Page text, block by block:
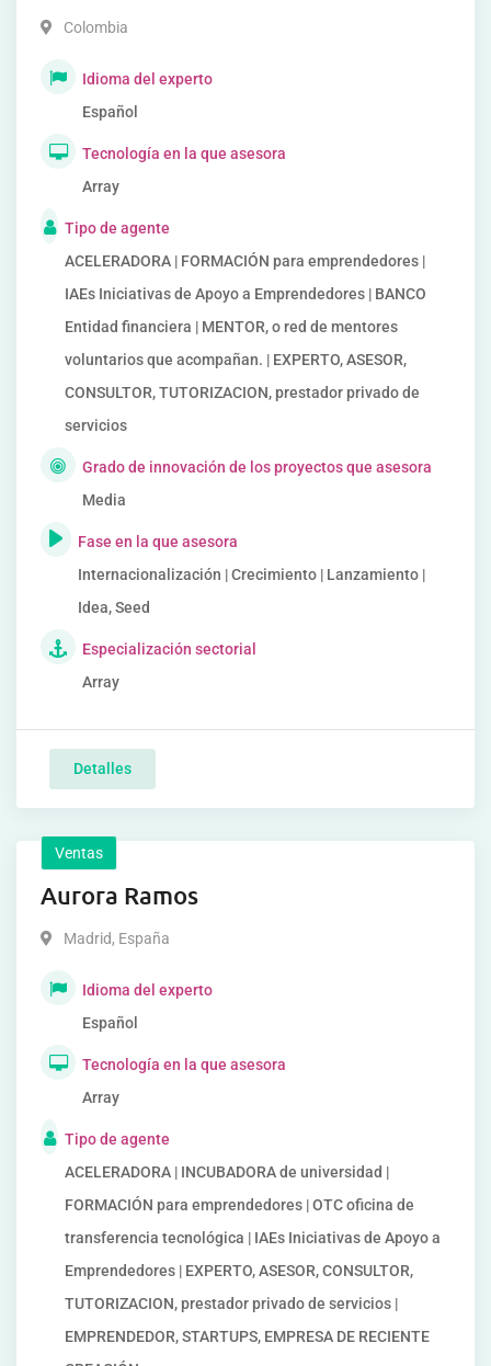
Colombia
Idioma del experto
Español
Tecnología en la que asesora
Array
Tipo de agente
ACELERADORA | FORMACIÓN para emprendedores |
IAEs Iniciativas de Apoyo a Emprendedores | BANCO
Entidad financiera | MENTOR, o red de mentores
voluntarios que acompañan. | EXPERTO, ASESOR,
CONSULTOR, TUTORIZACION, prestador privado de
servicios
Grado de innovación de los proyectos que asesora
Media
Fase en la que asesora
Internacionalización | Crecimiento | Lanzamiento |
Idea, Seed
Especialización sectorial
Array
Detalles
Ventas
Aurora Ramos
Madrid, España
Idioma del experto
Español
Tecnología en la que asesora
Array
Tipo de agente
ACELERADORA | INCUBADORA de universidad |
FORMACIÓN para emprendedores | OTC oficina de
transferencia tecnológica | IAEs Iniciativas de Apoyo a
Emprendedores | EXPERTO, ASESOR, CONSULTOR,
TUTORIZACION, prestador privado de servicios |
EMPRENDEDOR, STARTUPS, EMPRESA DE RECIENTE